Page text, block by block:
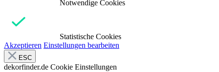
Notwendige Cookies
Statistische Cookies
Akzeptieren Einstellungen bearbeiten
ESC
dekorfinder.de Cookie Einstellungen